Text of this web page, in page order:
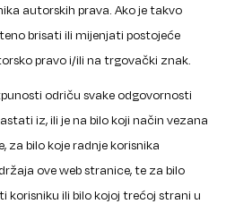
autorskih prava. Ako je takvo
brisati ili mijenjati postojeće
pravo i/ili na trgovački znak.
odriču svake odgovornosti
iz, ili je na bilo koji način vezana
za bilo koje radnje korisnika
ove web stranice, te za bilo
ili bilo kojoj trećoj strani u